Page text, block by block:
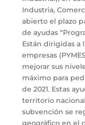
Industria,
abierto el plazo
de ayudas
Están dirigidas a
empresas
mejorar sus
máximo para
de 2021. Estas
territorio
subvención se
geográfico en el